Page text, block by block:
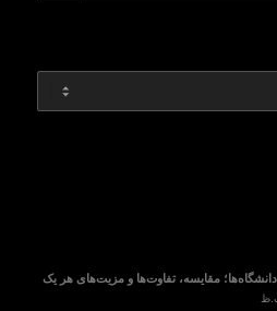
مقایسه، تفاوت‌ها و مزیت‌های هر یک